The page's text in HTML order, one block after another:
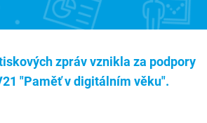
zpráv vznikla za podpory
"Paměť v digitálním věku".